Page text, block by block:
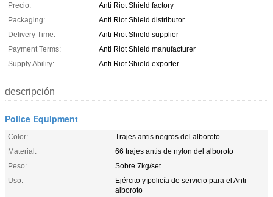
Precio:
Anti Riot Shield factory
Packaging:
Anti Riot Shield distributor
Delivery Time:
Anti Riot Shield supplier
Payment Terms:
Anti Riot Shield manufacturer
Supply Ability:
Anti Riot Shield exporter
descripción
Police Equipment
Color:
Trajes antis negros del alboroto
Material:
66 trajes antis de nylon del alboroto
Peso:
Sobre 7kg/set
Uso:
Ejército y policía de servicio para el Anti-
alboroto